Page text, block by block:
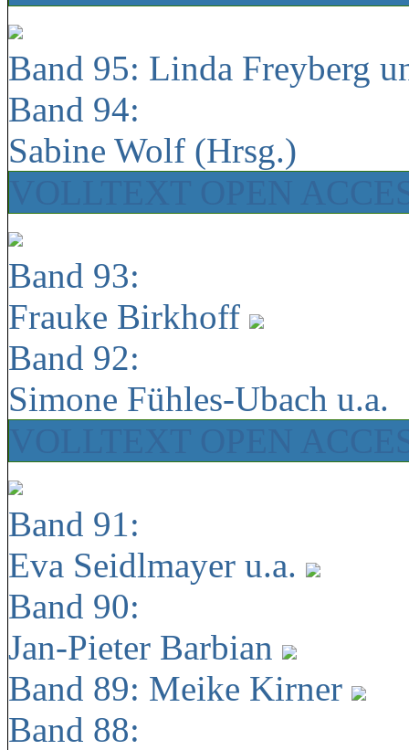
Band 95: Linda Freyberg
Band 94:
Sabine Wolf (Hrsg.)
Band 93:
Frauke Birkhoff
Band 92:
Simone Fühles-Ubach u.a.
Band 91:
Eva Seidlmayer u.a.
Band 90:
Jan-Pieter Barbian
Band 89: Meike Kirner
Band 88: